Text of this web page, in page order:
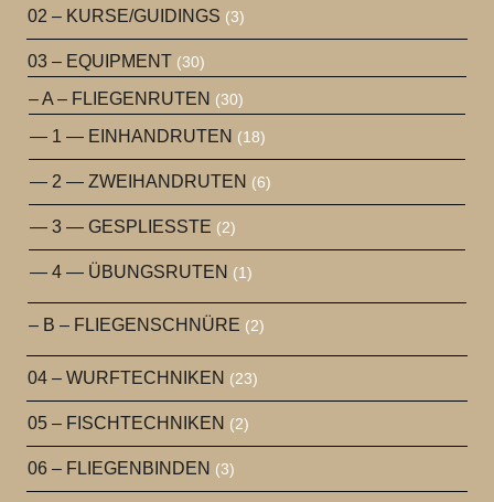
02 – KURSE/GUIDINGS (3)
03 – EQUIPMENT (30)
– A – FLIEGENRUTEN (30)
— 1 — EINHANDRUTEN (18)
— 2 — ZWEIHANDRUTEN (6)
— 3 — GESPLIESSTE (2)
— 4 — ÜBUNGSRUTEN (1)
– B – FLIEGENSCHNÜRE (2)
04 – WURFTECHNIKEN (23)
05 – FISCHTECHNIKEN (2)
06 – FLIEGENBINDEN (3)